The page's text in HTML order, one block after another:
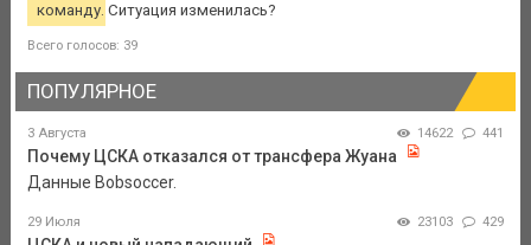
команду. Ситуация изменилась?
Всего голосов: 39
ПОПУЛЯРНОЕ
3 Августа 14622 441
Почему ЦСКА отказался от трансфера Жуана
Данные Bobsoccer.
29 Июля 23103 429